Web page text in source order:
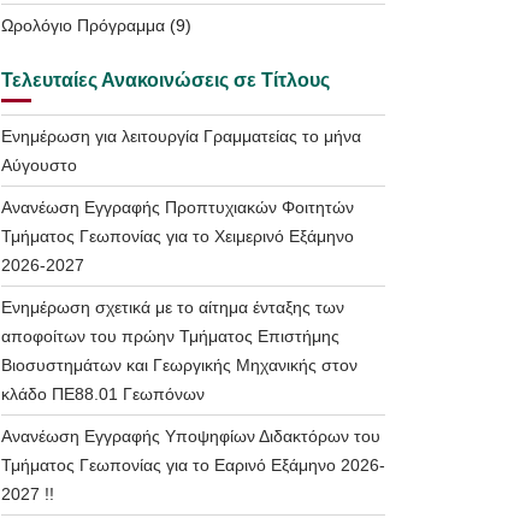
Ωρολόγιο Πρόγραμμα(9)
Τελευταίες Ανακοινώσεις σε Τίτλους
Ενημέρωση για λειτουργία Γραμματείας το μήνα
Αύγουστο
Ανανέωση Εγγραφής Προπτυχιακών Φοιτητών
Τμήματος Γεωπονίας για το Χειμερινό Εξάμηνο
2026-2027
Ενημέρωση σχετικά με το αίτημα ένταξης των
αποφοίτων του πρώην Τμήματος Επιστήμης
Βιοσυστημάτων και Γεωργικής Μηχανικής στον
κλάδο ΠΕ88.01 Γεωπόνων
Ανανέωση Εγγραφής Υποψηφίων Διδακτόρων του
Τμήματος Γεωπονίας για το Εαρινό Εξάμηνο 2026-
2027 !!